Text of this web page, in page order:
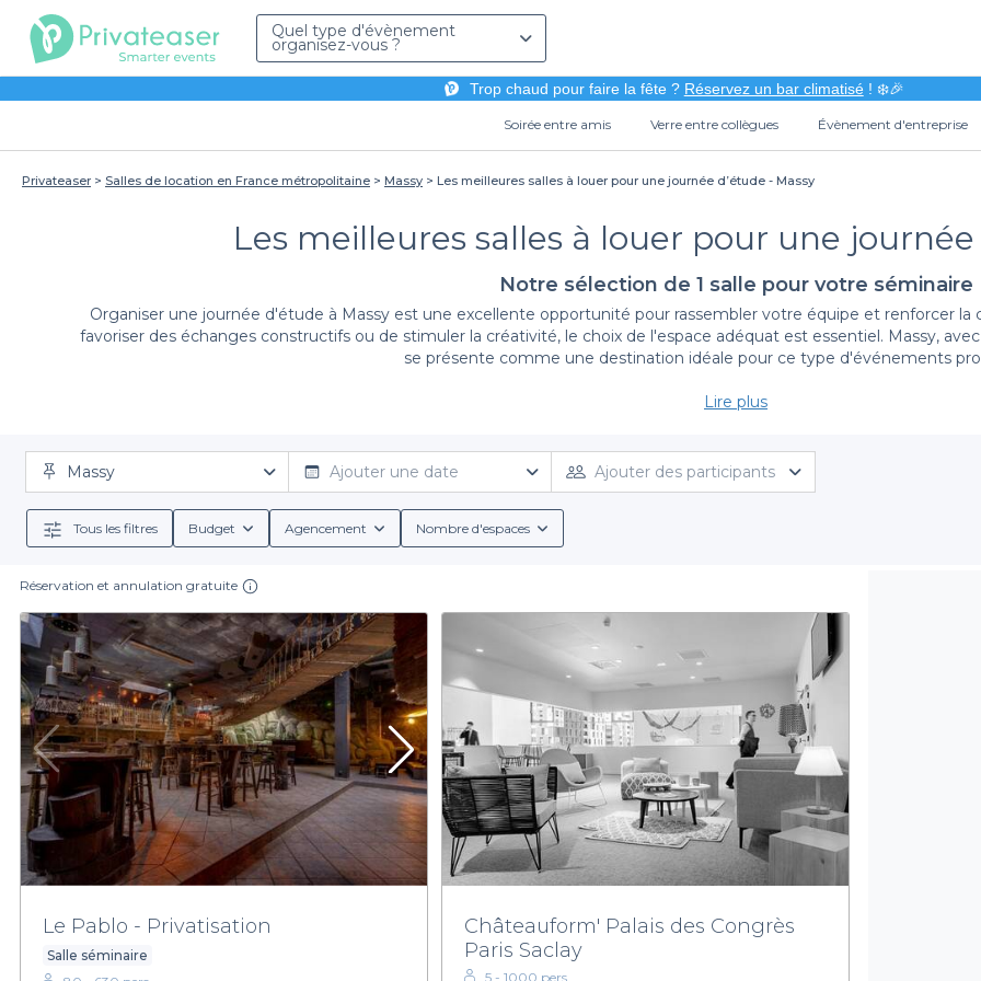
Quel type d'évènement
organisez-vous ?
Trop chaud pour faire la fête ? Réservez un bar climatisé! ❄️🎉
Soirée entre amis Verre entre collègues Évènement d'entreprise
Privateaser Salles de location en France métropolitaine Massy Les meilleures salles à louer pour une journée d’étude - Massy
Les meilleures salles à louer pour une journée
Notre sélection de 1 salle pour votre séminaire
Organiser une journée d'étude à Massy est une excellente opportunité pour rassembler votre équipe et renforcer la
favoriser des échanges constructifs ou de stimuler la créativité, le choix de l'espace adéquat est essentiel. Massy,
se présente comme une destination idéale pour ce type d'événements
Avec Privateaser, la planification de votre journée d'étude devient un véritable jeu d'enfant. Notre plateforme vous
adaptées à vos besoins spécifiques. Que vous recherchiez un espace moderne et lumineux ou un lieu plus intimiste,
attentes. De plus, nous vous fournissons toutes les informations nécessaires pour chaque salle : conditions de
que votre journée d'étude soit à la fois productive et agréable. Les établissements partenaires proposent des menus
Un cadre stimulant pour votre séminaire
Massy, située à proximité des grands axes et riche en commodités, représente un cadre stimulant pour accueillir
notre réseau de partenaires, vous vous assurez d'une expérience fluide, sans tracas d'organisation. En un clic,
dans une salle près de chez vous.
Il ne vous reste plus qu'à explorer notre sélection de salles à louer à Massy sur Privateaser. N'attendez plus pour
Lire plus
Massy Ajouter une date Ajouter des participants
Tous les filtres Budget Agencement Nombre d'espaces
Réservation et annulation gratuite
Le Pablo - Privatisation
Salle séminaire
Châteauform' Palais des Congrès
Paris Saclay
5 - 1000 pers.